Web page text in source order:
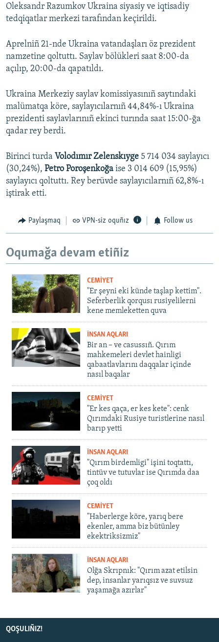
Oleksandr Razumkov Ukraina siyasiy ve iqtisadiy
tedqiqatlar merkezi tarafından keçirildi.
Aprelniñ 21-nde Ukraina vatandaşları öz prezident
namzetine qoltuttı. Saylav bölükleri saat 8:00-da
açılıp, 20:00-da qapatıldı.
Ukraina Merkeziy saylav komissiyasınıñ saytındaki
malümatqa köre, saylayıcılarnıñ 44,84%-ı Ukraina
prezidenti saylavlarınıñ ekinci turında saat 15:00-ğa
qadar rey berdi.
Birinci turda Volodımır Zelenskıyge 5 714 034 saylayıcı
(30,24%), Petro Poroşenkoğa ise 3 014 609 (15,95%)
saylayıcı qoltuttı. Rey berüvde saylayıcılarnıñ 62,8%-ı
iştirak etti.
Paylaşmaq VPN-siz oquñız Follow us
Oqumağa devam etiñiz
CEMİYET
"Er şeyni eki künde taşlap kettim".
Seferberlik qorqusı rusiyelilerni
kene memleketten quva
İNSAN AQLARI
Bir an – ve casussıñ. Qırım
mahkemeleri devlet hainligi
qabaatlavlarını daqqalar içinde
nasıl baqalar
CEMİYET
"Er kes qaça, er kes kete": cenk
Qırımdaki Rusiye turistlerine nasıl
barıp yetti
İNSAN AQLARI
"Qırım birdemligi" işini toqtattı,
tintüv ve tutuvlar ise Qırımda daa
çoq oldı
CEMİYET
"Haberlerge köre, yarıq bere
ekenler, amma biz bütünley
ekektriksizmiz"
İNSAN AQLARI
Olğa Skrıpnık: "Qırım azat etilsin
dep, insanlar yarıqsız ve suvsuz
yaşamağa azırlar"
QOŞULIÑIZ!